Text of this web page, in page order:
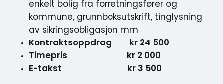
enkelt bolig fra forretningsfører og
kommune, grunnboksutskrift, tinglysning
av sikringsobligasjon mm
Kontraktsoppdrag kr 24 500
Timepris kr 2 000
E-takst kr 3 500